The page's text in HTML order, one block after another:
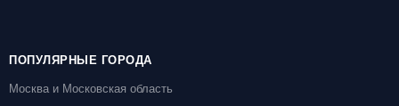
ПОПУЛЯРНЫЕ ГОРОДА
Москва и Московская область